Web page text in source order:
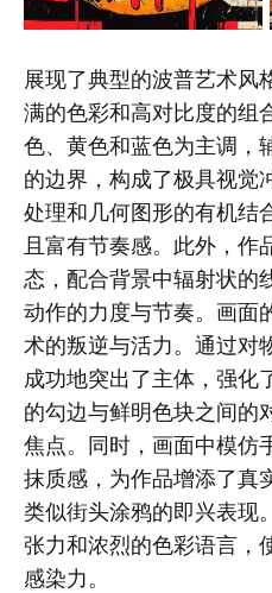
展现了典型的波普艺术风
满的色彩和高对比度的组
色、黄色和蓝色为主调，
的边界，构成了极具视觉
处理和几何图形的有机结
且富有节奏感。此外，作
态，配合背景中辐射状的
动作的力度与节奏。画面
术的叛逆与活力。通过对
成功地突出了主体，强化
的勾边与鲜明色块之间的
焦点。同时，画面中模仿
抹质感，为作品增添了真
类似街头涂鸦的即兴表现
张力和浓烈的色彩语言，
感染力。